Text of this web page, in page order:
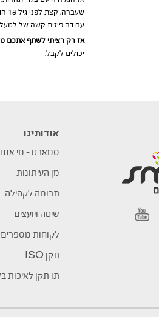
עבודה פיזית קשה של למעלה מ 5 שעות ביום, טיסות
אז רק רציתי לשתף אתכם
יכולים לקבל.
אודותינו
סמארט – מי
מן העיתונות
תרומה לקהילה
שיטה ויועצים
לקוחות מספרים
תקן ISO
תו תקן לאיכות